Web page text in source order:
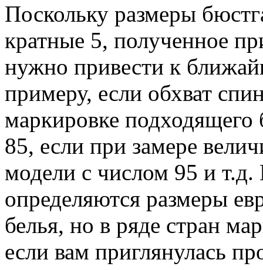
Поскольку размеры
кратные 5, полученное
нужно привести к
примеру, если обхват
маркировке подходящего
85, если при замере
модели с числом 95 и т.д.
определяются размеры
белья, но в ряде стран
если вам приглянулась